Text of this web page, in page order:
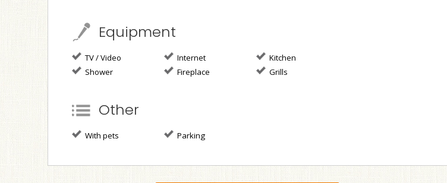
Equipment
TV / Video Internet
Kitchen
Shower
Fireplace Grills
Other
With pets Parking